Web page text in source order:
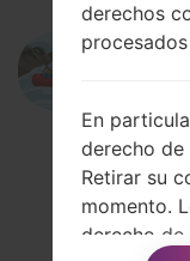
01/13/
esito
derechos
En
derecho de
Retirar su
momento.
derecho